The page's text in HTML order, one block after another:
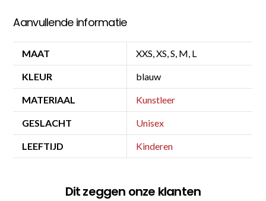
Aanvullende informatie
MAAT XXS, XS, S, M, L
KLEUR blauw
MATERIAAL Kunstleer
GESLACHT Unisex
LEEFTIJD Kinderen
Dit zeggen onze klanten